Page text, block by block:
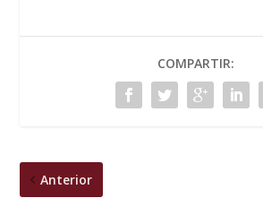
COMPARTIR:
Anterior